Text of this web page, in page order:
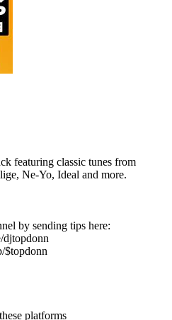
featuring classic tunes from
Ne-Yo, Ideal and more.
by sending tips here:
djtopdonn
$topdonn
platforms